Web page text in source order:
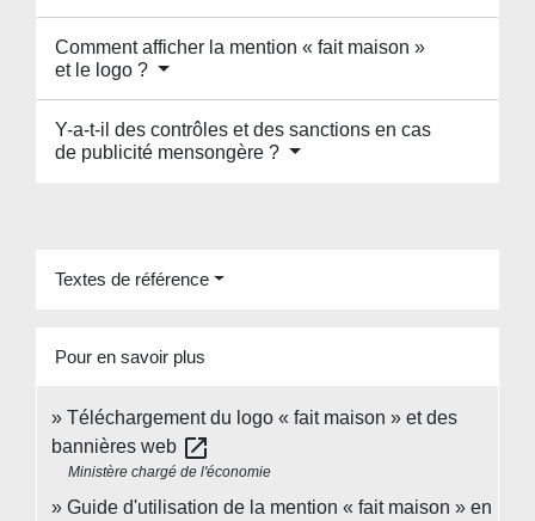
Comment afficher la mention « fait maison »
et le logo ?
Y-a-t-il des contrôles et des sanctions en cas
de publicité mensongère ?
Textes de référence
Pour en savoir plus
Téléchargement du logo « fait maison » et des
bannières web open_in_new
Ministère chargé de l'économie
Guide d'utilisation de la mention « fait maison » en